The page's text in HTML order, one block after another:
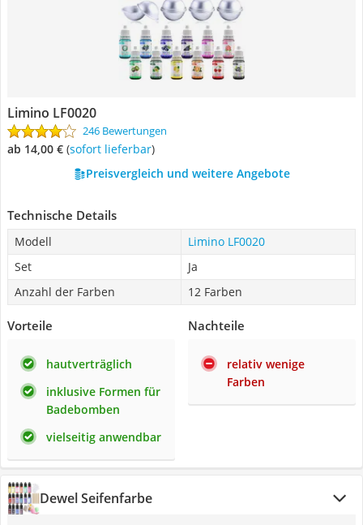
Limino LF0020
246 Bewertungen
ab 14,00 € ( Sofort lieferbar)
Preisvergleich und weitere Angebote
Technische Details
Modell
Limino LF0020
Set
Ja
Anzahl der Farben
12 Farben
Vorteile
hautverträglich
inklusive Formen für
Badebomben
vielseitig anwendbar
Nachteile
relativ wenige
Farben
Dewel Seifenfarbe